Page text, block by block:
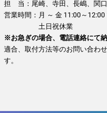
担 当： 尾崎、寺田、長嶋、関
営業時間： 月 ～ 金 11:00～
土日祝休業
※お急ぎの場合、電話連絡にて
適合、取付方法等のお問い合わ
す。